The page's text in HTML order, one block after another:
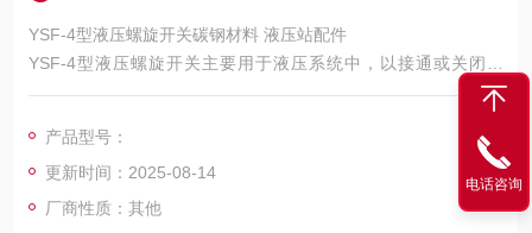
YSF-4型液压螺旋开关碳钢材料 液压站配件
YSF-4型液压螺旋开关主要用于液压系统中，以接通或关闭管
路，是液压站和提升机调绳油缸间的部件。可加装压力传感器，
用碳钢材料加工，工作压力20mpa，适用于多种环境，双头内螺
纹Rc3/8连接。
产品型号：
更新时间：2025-08-14
厂商性质：其他
电话咨询